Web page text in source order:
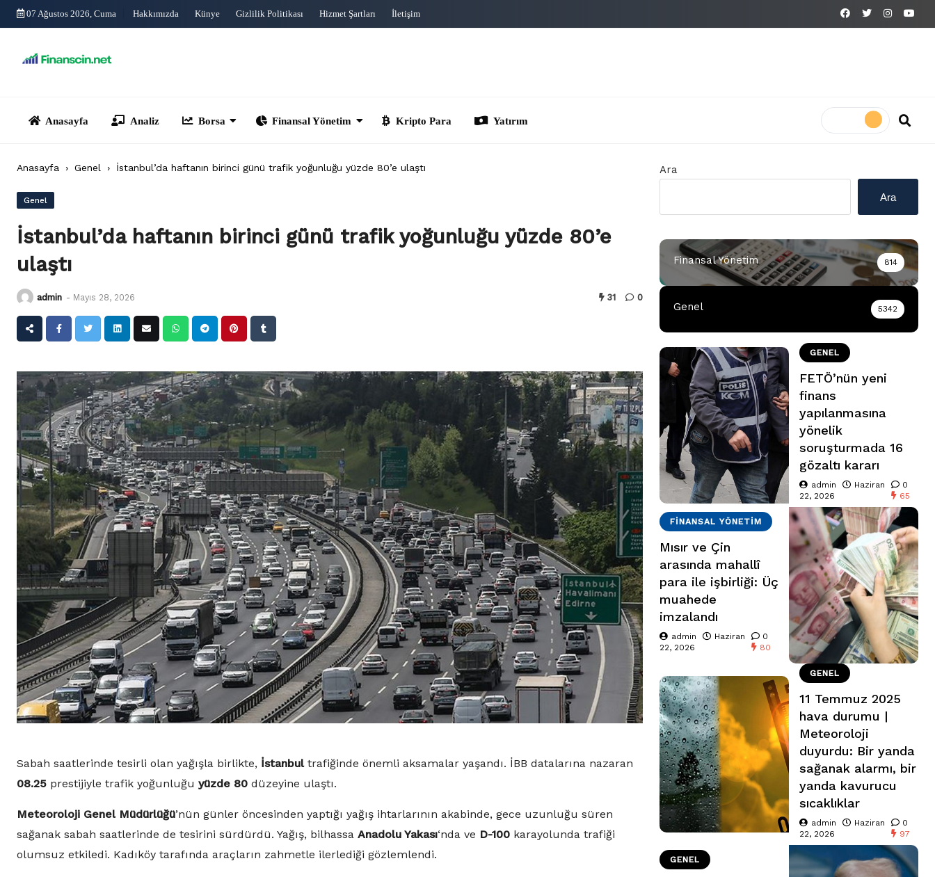
Skip
07 Ağustos 2026, Cuma Hakkımızda Künye Gizlilik Politikası Hizmet Şartları İletişim
Anasayfa › Genel › İstanbul’da haftanın birinci günü trafik yoğunluğu yüzde 80’e ulaştı
Genel
İstanbul’da haftanın birinci günü trafik yoğunluğu yüzde 80’e
ulaştı
admin - Mayıs 28, 2026 31 0
Sabah saatlerinde tesirli olan yağışla birlikte, İstanbultrafiğinde önemli aksamalar yaşandı. İBB datalarına nazaran
08.25 prestijiyle trafik yoğunluğu yüzde 80 düzeyine ulaştı.
Meteoroloji Genel Müdürlüğü’nün günler öncesinden yaptığı yağış ihtarlarının akabinde, gece uzunluğu süren
sağanak sabah saatlerinde de tesirini sürdürdü. Yağış, bilhassa Anadolu Yakası‘nda ve D-100 karayolunda trafiği
olumsuz etkiledi. Kadıköy tarafında araçların zahmetle ilerlediği gözlemlendi.
Ara
Ara
Finansal Yönetim 814
Genel 5342
GENEL
FETÖ’nün yeni
finans
yapılanmasına
yönelik
soruşturmada 16
gözaltı kararı
admin
Haziran
22, 2026
0
65
FINANSAL YÖNETIM
Mısır ve Çin
arasında mahallî
para ile işbirliği: Üç
muahede
imzalandı
admin
Haziran
22, 2026
0
80
GENEL
11 Temmuz 2025
hava durumu |
Meteoroloji
duyurdu: Bir yanda
sağanak alarmı, bir
yanda kavurucu
sıcaklıklar
admin
Haziran
22, 2026
0
97
GENEL